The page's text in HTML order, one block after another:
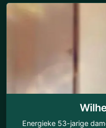
Energieke 53-jarige